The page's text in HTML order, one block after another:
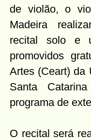
de violão, o
Madeira
recital solo e
promovidos
Artes (Ceart) da
Santa
programa de
O recital será